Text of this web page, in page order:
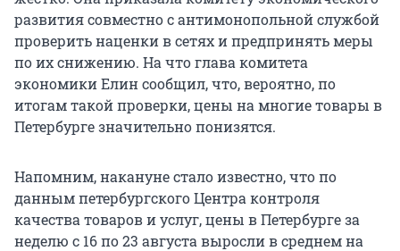
развития совместно с антимонопольной службой
проверить наценки в сетях и предпринять меры
по их снижению. На что глава комитета
экономики Елин сообщил, что, вероятно, по
итогам такой проверки, цены на многие товары в
Петербурге значительно понизятся.
Напомним, накануне стало известно, что по
данным петербургского Центра контроля
качества товаров и услуг, цены в Петербурге за
неделю с 16 по 23 августа выросли в среднем на